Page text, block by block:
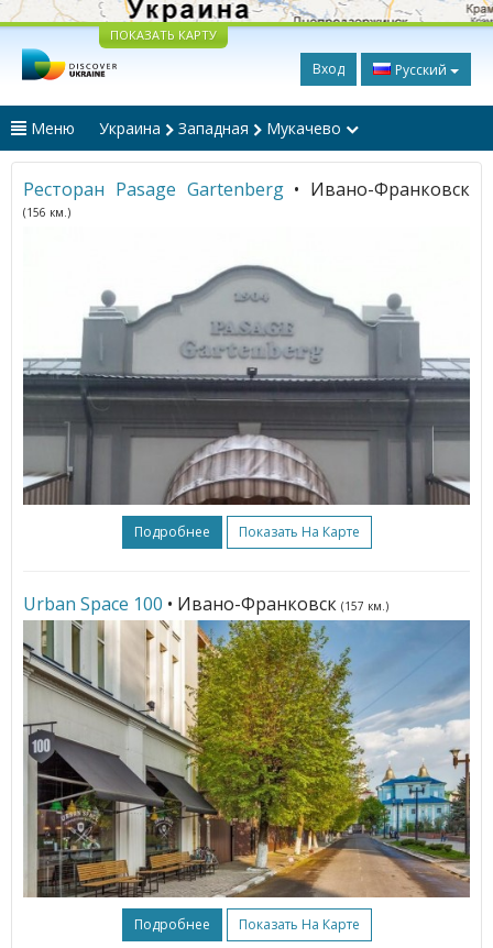
ПОКАЗАТЬ КАРТУ
Вход Русский
Меню Украина Западная Мукачево
Ресторан Pasage Gartenberg • Ивано-Франковск
(156 км.)
Подробнее Показать На Карте
Urban Spaсe 100 • Ивано-Франковск (157 км.)
Подробнее Показать На Карте